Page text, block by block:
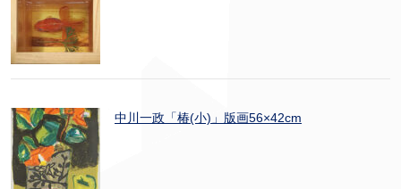
中川一政「椿(小)」版画56×42cm